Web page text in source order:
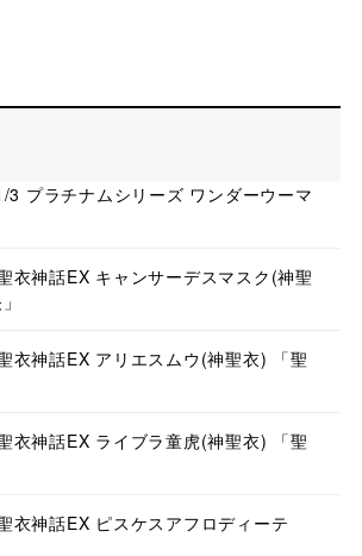
プラチナムシリーズ ワンダーウーマ
衣神話EX キャンサーデスマスク(神聖
衣神話EX アリエスムウ(神聖衣) 「聖
衣神話EX ライブラ童虎(神聖衣) 「聖
衣神話EX ピスケスアフロディーテ